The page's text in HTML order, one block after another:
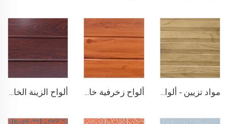
مواد تزيين - ألواح جدارية معدنية عازلة ألواح ساندويشية من البولي يوريثين ألواح ساندويشية من البولي يوريثين لتجديد المنازل القديمة ألواح زخرفية خارجية مقاومة للماء من البولي يوريثين رغوي ساندويشي مقاومة للغرف الباردة ألواح جدارية معدنية ألواح الزينة الخارجية المركبة من رغوة البولي يوريثين ألواح معدنية مركبة للجدران الخارجية لإعادة تجديد المنزل